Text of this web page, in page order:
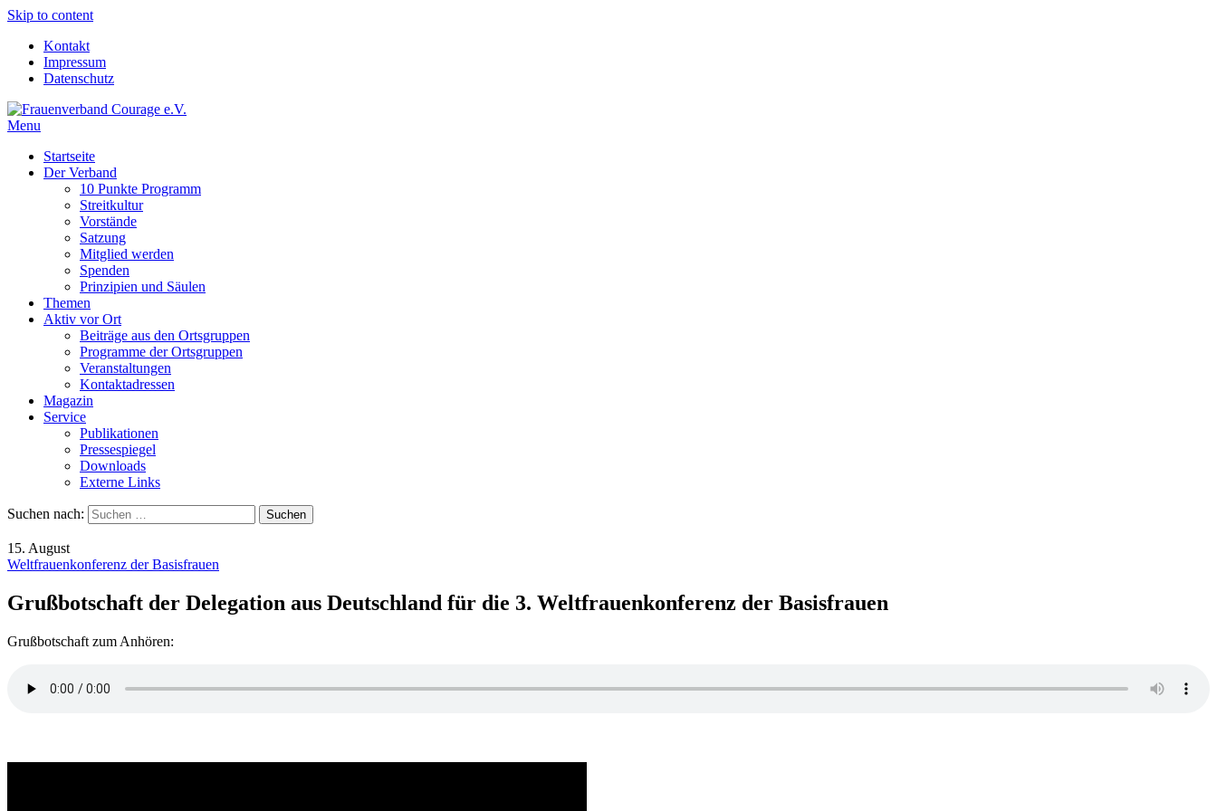
Skip to content
Kontakt
Impressum
Datenschutz
Menu
Startseite
Der Verband
10 Punkte Programm
Streitkultur
Vorstände
Satzung
Mitglied werden
Spenden
Prinzipien und Säulen
Themen
Aktiv vor Ort
Beiträge aus den Ortsgruppen
Programme der Ortsgruppen
Veranstaltungen
Kontaktadressen
Magazin
Service
Publikationen
Pressespiegel
Downloads
Externe Links
Suchen nach:
15. August
Weltfrauenkonferenz der Basisfrauen
Grußbotschaft der Delegation aus Deutschland für die 3. Weltfrauenkonferenz der Basisfrauen
Grußbotschaft zum Anhören: